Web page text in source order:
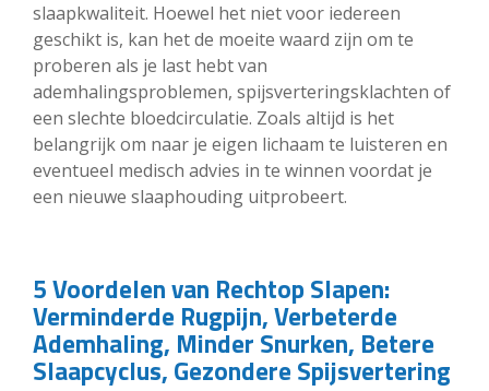
slaapkwaliteit. Hoewel het niet voor iedereen
geschikt is, kan het de moeite waard zijn om te
proberen als je last hebt van
ademhalingsproblemen, spijsverteringsklachten of
een slechte bloedcirculatie. Zoals altijd is het
belangrijk om naar je eigen lichaam te luisteren en
eventueel medisch advies in te winnen voordat je
een nieuwe slaaphouding uitprobeert.
5 Voordelen van Rechtop Slapen:
Verminderde Rugpijn, Verbeterde
Ademhaling, Minder Snurken, Betere
Slaapcyclus, Gezondere Spijsvertering